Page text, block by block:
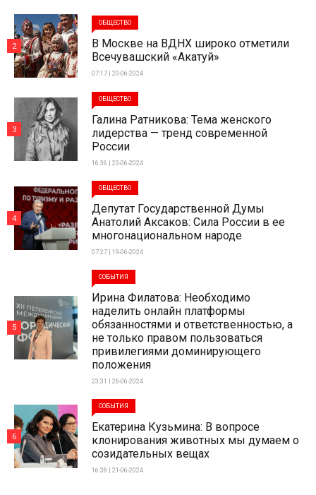
ОБЩЕСТВО
В Москве на ВДНХ широко отметили
Всечувашский «Акатуй»
07:17 | 20-06-2024
2
ОБЩЕСТВО
Галина Ратникова: Тема женского
лидерства — тренд современной
России
16:36 | 23-06-2024
3
ОБЩЕСТВО
Депутат Государственной Думы
Анатолий Аксаков: Сила России в ее
многонациональном народе
07:27 | 19-06-2024
4
СОБЫТИЯ
Ирина Филатова: Необходимо
наделить онлайн платформы
обязанностями и ответственностью, а
не только правом пользоваться
привилегиями доминирующего
положения
23:31 | 26-06-2024
5
СОБЫТИЯ
Екатерина Кузьмина: В вопросе
клонирования животных мы думаем о
созидательных вещах
16:38 | 21-06-2024
6